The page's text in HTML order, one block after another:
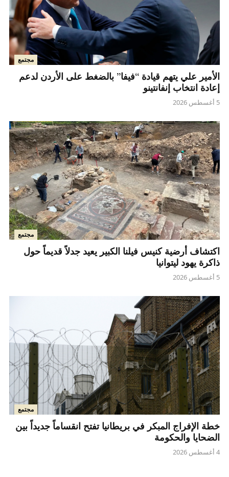
مجتمع
الأمير علي يتهم قيادة “فيفا” بالضغط على الأردن لدعم
إعادة انتخاب إنفانتينو
5 أغسطس 2026
مجتمع
اكتشاف أرضية كنيس فيلنا الكبير يعيد جدلاً قديماً حول
ذاكرة يهود ليتوانيا
5 أغسطس 2026
مجتمع
خطة الإفراج المبكر في بريطانيا تفتح انقساماً جديداً بين
الضحايا والحكومة
4 أغسطس 2026